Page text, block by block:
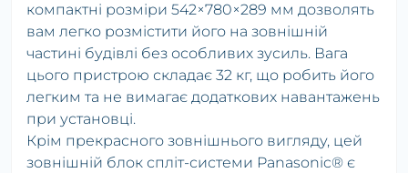
компактні розміри 542×780×289 мм дозволять
вам легко розмістити його на зовнішній
частині будівлі без особливих зусиль. Вага
цього пристрою складає 32 кг, що робить його
легким та не вимагає додаткових навантажень
при установці.
Крім прекрасного зовнішнього вигляду, цей
зовнішній блок спліт-системи Panasonic® є